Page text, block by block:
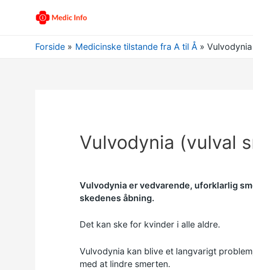
Forside Medicinske tilstande fra A til Å
Vulvodynia (vulval
Vulvodynia er vedvarende, uforklarlig
skedenes åbning.
Det kan ske for kvinder i alle aldre.
Vulvodynia kan blive et langvarigt
med at lindre smerten.